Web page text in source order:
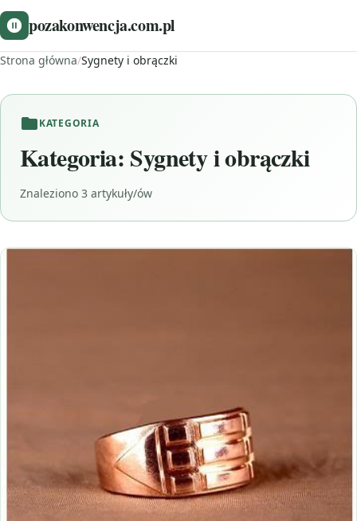
pozakonwencja.com.pl
Strona główna/Sygnety i obrączki
KATEGORIA
Kategoria: Sygnety i obrączki
Znaleziono 3 artykuły/ów